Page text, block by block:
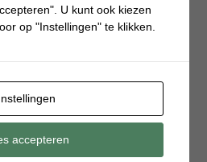
U kunt ook kiezen
op "Instellingen" te klikken.
accepteren